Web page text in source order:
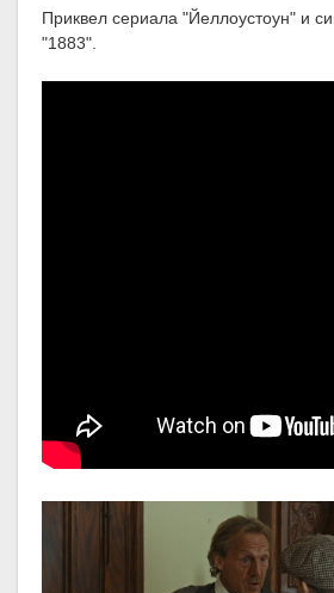
Приквел сериала "Йеллоустоун" и
"1883".